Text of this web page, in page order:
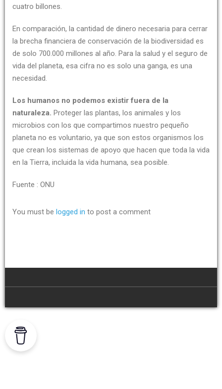
cuatro billones.
En comparación, la cantidad de dinero necesaria para cerrar
la brecha financiera de conservación de la biodiversidad es
de solo 700.000 millones al año. Para la salud y el seguro de
vida del planeta, esa cifra no es solo una ganga, es una
necesidad.
Los humanos no podemos existir fuera de la
naturaleza. Proteger las plantas, los animales y los
microbios con los que compartimos nuestro pequeño
planeta no es voluntario, ya que son estos organismos los
que crean los sistemas de apoyo que hacen que toda la vida
en la Tierra, incluida la vida humana, sea posible.
Fuente : ONU
You must be logged in to post a comment